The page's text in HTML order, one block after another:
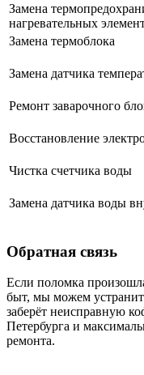
Замена
нагревательных
Замена термоблока
Замена датчика
Ремонт заварочного
Восстановление
Чистка счетчика воды
Замена датчика воды
Обратная связь
Если поломка
быт, мы можем
заберёт неисправную
Петербурга и
ремонта.